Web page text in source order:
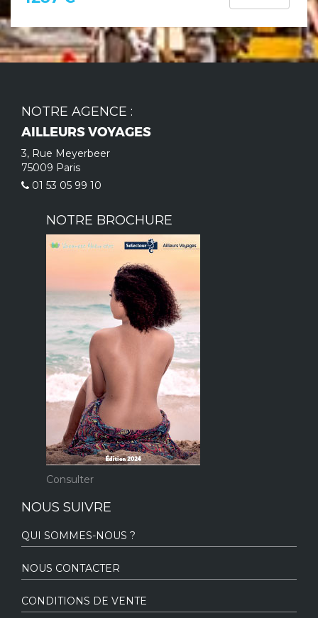
NOTRE AGENCE :
AILLEURS VOYAGES
3, Rue Meyerbeer
75009 Paris
01 53 05 99 10
NOTRE BROCHURE
Consulter
NOUS SUIVRE
QUI SOMMES-NOUS ?
NOUS CONTACTER
CONDITIONS DE VENTE